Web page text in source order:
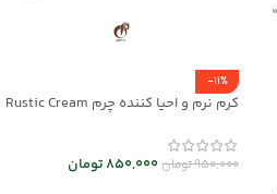
-11%
کرم نرم و احیا کننده چرم Rustic Cream
950,000تومان850,000تومان